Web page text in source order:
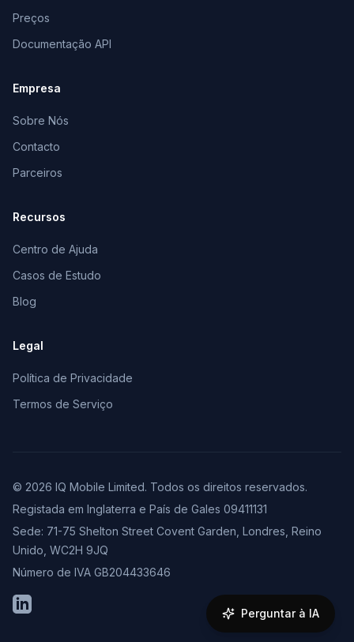
Preços
Documentação API
Empresa
Sobre Nós
Contacto
Parceiros
Recursos
Centro de Ajuda
Casos de Estudo
Blog
Legal
Política de Privacidade
Termos de Serviço
© 2026 IQ Mobile Limited. Todos os direitos reservados.
Registada em Inglaterra e País de Gales 09411131
Sede: 71-75 Shelton Street Covent Garden, Londres, Reino
Unido, WC2H 9JQ
Número de IVA GB204433646
LinkedIn
Perguntar à IA